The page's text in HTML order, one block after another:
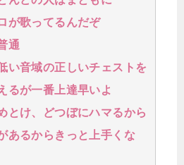
が歌ってるんだぞ
通
い音域の正しいチェストを
るが一番上達早いよ
とけ、どつぼにハマるから
あるからきっと上手くな